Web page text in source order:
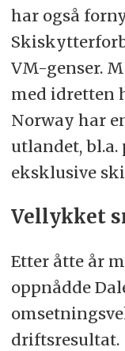
har også
VM-genser.
med idretten
Norway har
utlandet, bl.a.
eksklusive
Vellykket
Etter åtte år
oppnådde
driftsresultat.